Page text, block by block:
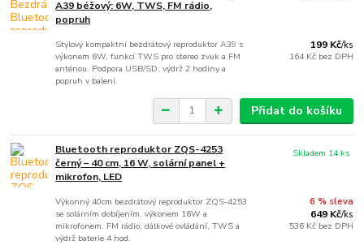
A39 béžový: 6W, TWS, FM rádio,
popruh
Stylový kompaktní bezdrátový reproduktor A39 s
výkonem 6W, funkcí TWS pro stereo zvuk a FM
anténou. Podpora USB/SD, výdrž 2 hodiny a
popruh v balení.
199 Kč/ks
164 Kč bez DPH
Přidat do košíku
Bluetooth reproduktor ZQS-4253
černý – 40 cm, 16 W, solární panel +
mikrofon, LED
Výkonný 40cm bezdrátový reproduktor ZQS-4253
se solárním dobíjením, výkonem 16W a
mikrofonem. FM rádio, dálkové ovládání, TWS a
výdrž baterie 4 hod.
6 % sleva
649 Kč/ks
536 Kč bez DPH
Skladem 14 ks